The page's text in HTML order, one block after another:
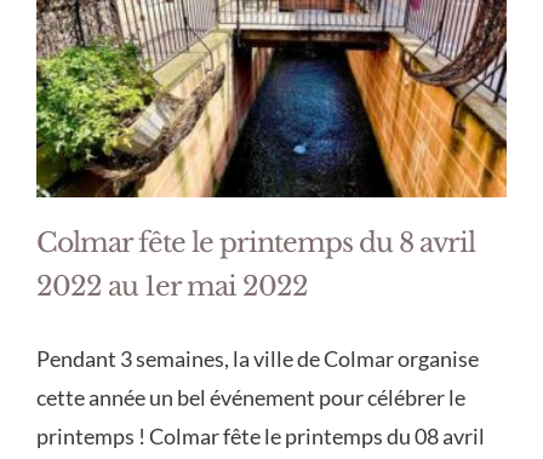
Colmar fête le printemps du 8 avril
2022 au 1er mai 2022
Pendant 3 semaines, la ville de Colmar organise
cette année un bel événement pour célébrer le
printemps ! Colmar fête le printemps du 08 avril